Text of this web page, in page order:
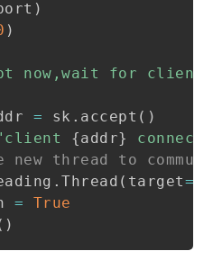
)
)
now,wait for client"
= sk . accept ( )
{addr}
new thread to
.Thread ( target=
=
True
)